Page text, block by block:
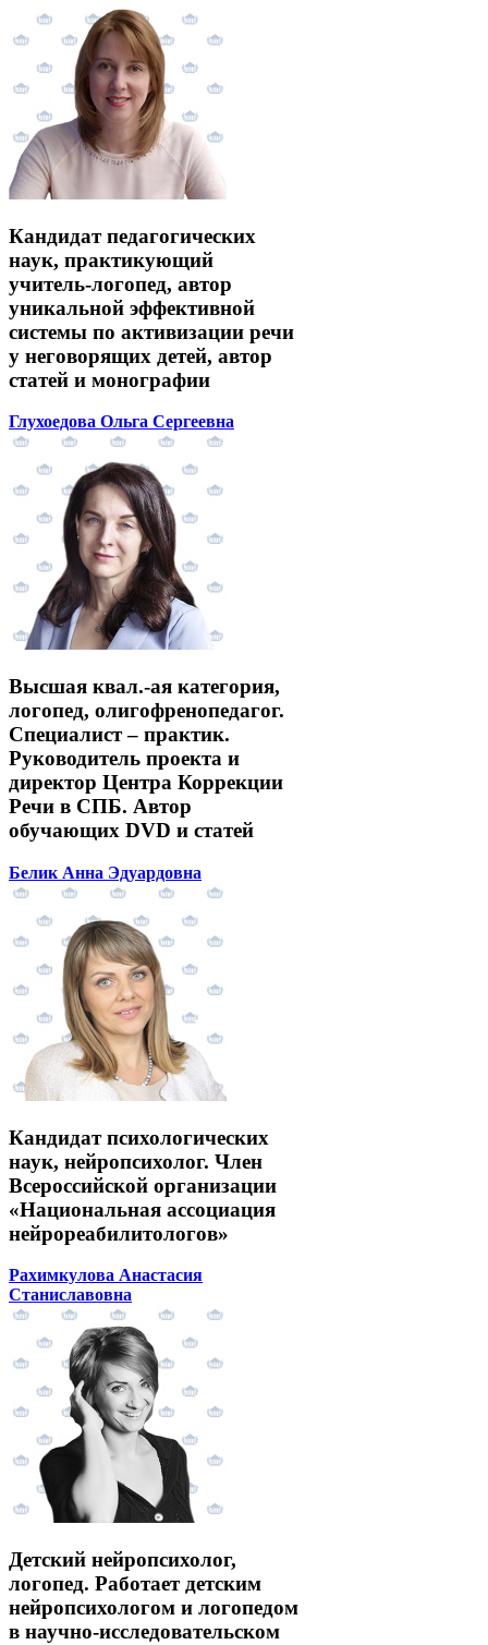
Кандидат педагогических
наук, практикующий
учитель-логопед, автор
уникальной эффективной
системы по активизации речи
у неговорящих детей, автор
статей и монографии
Глухоедова Ольга Сергеевна
Высшая квал.-ая категория,
логопед, олигофренопедагог.
Специалист – практик.
Руководитель проекта и
директор Центра Коррекции
Речи в СПБ. Автор
обучающих DVD и статей
Белик Анна Эдуардовна
Кандидат психологических
наук, нейропсихолог. Член
Всероссийской организации
«Национальная ассоциация
нейрореабилитологов»
Рахимкулова Анастасия
Станиславовна
Детский нейропсихолог,
логопед. Работает детским
нейропсихологом и логопедом
в научно-исследовательском